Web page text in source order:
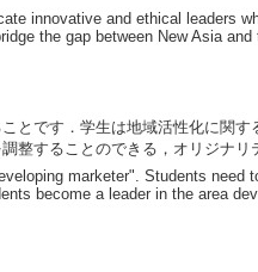
innovative and ethical leaders
the gap between New Asia
とです．学生は地域活性化に関
整することのできる，オリジナ
marketer". Students
become a leader in the area